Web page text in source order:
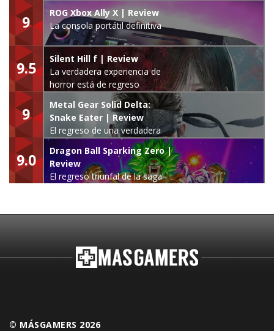
9
ROG Xbox Ally X | Review
La consola portátil definitiva
9.5
Silent Hill f | Review
La verdadera experiencia de
horror está de regreso
9
Metal Gear Solid Delta:
Snake Eater | Review
El regreso de una verdadera
leyenda
9.0
Dragon Ball Sparking Zero |
Review
El regreso triunfal de la saga
© MÁSGAMERS 2026